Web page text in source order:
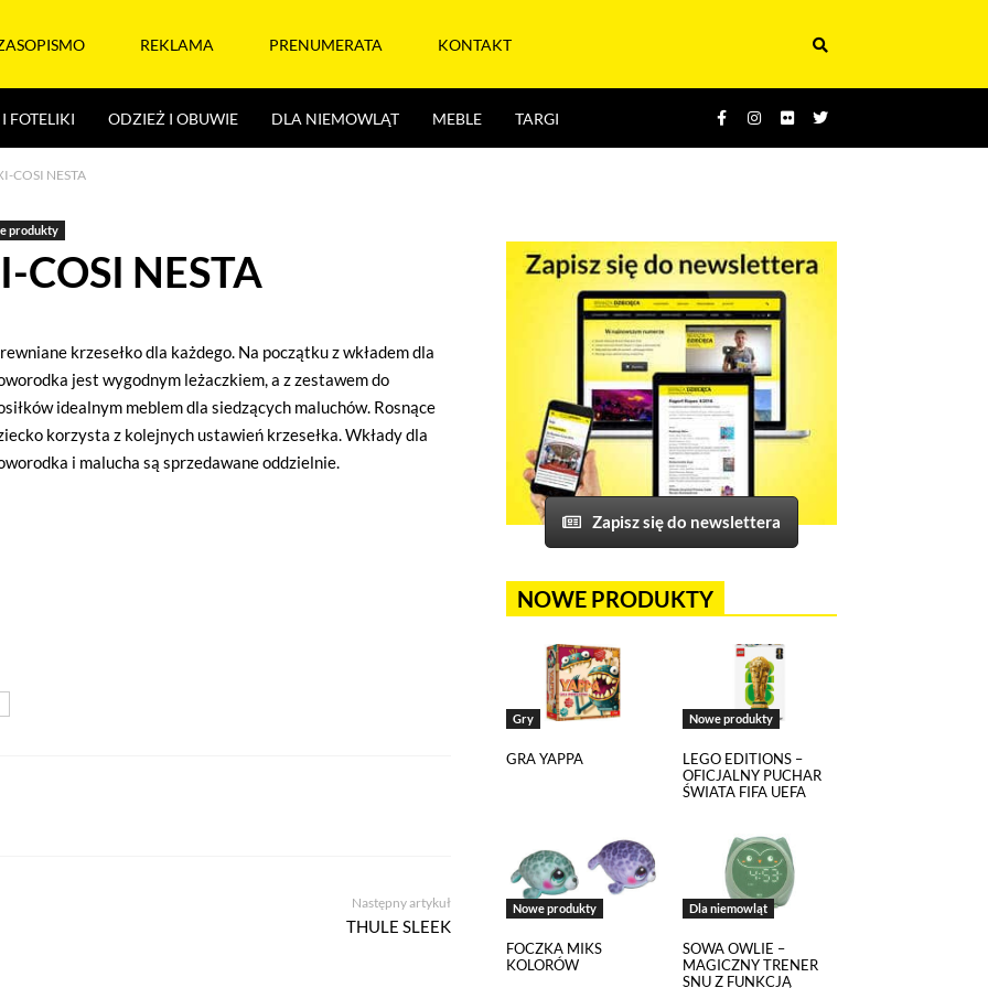
REKLAMA PRENUMERATA KONTAKT
FOTELIKI ODZIEŻ I OBUWIE DLA NIEMOWLĄT MEBLE TARGI
COSI NESTA
produkty
COSI NESTA
krzesełko dla każdego. Na początku z wkładem dla
jest wygodnym leżaczkiem, a z zestawem do
idealnym meblem dla siedzących maluchów. Rosnące
korzysta z kolejnych ustawień krzesełka. Wkłady dla
i malucha są sprzedawane oddzielnie.
Następny artykuł
THULE SLEEK
Zapisz się do newslettera
NOWE PRODUKTY
Gry
GRA YAPPA
Nowe produkty
LEGO EDITIONS –
OFICJALNY PUCHAR
ŚWIATA FIFA UEFA
Nowe produkty
FOCZKA MIKS
KOLORÓW
Dla niemowląt
SOWA OWLIE –
MAGICZNY TRENER
SNU Z FUNKCJĄ